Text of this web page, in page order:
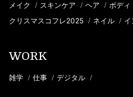
メイク / スキンケア / ヘア / ボディ
クリスマスコフレ2025 / ネイル / イ
WORK
雑学 / 仕事 / デジタル /